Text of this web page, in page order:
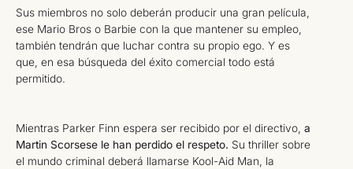
Sus miembros no solo deberán producir una gran película,
ese Mario Bros o Barbie con la que mantener su empleo,
también tendrán que luchar contra su propio ego. Y es
que, en esa búsqueda del éxito comercial todo está
permitido.
Mientras Parker Finn espera ser recibido por el directivo, a
Martin Scorsese le han perdido el respeto. Su thriller sobre
el mundo criminal deberá llamarse Kool-Aid Man, la